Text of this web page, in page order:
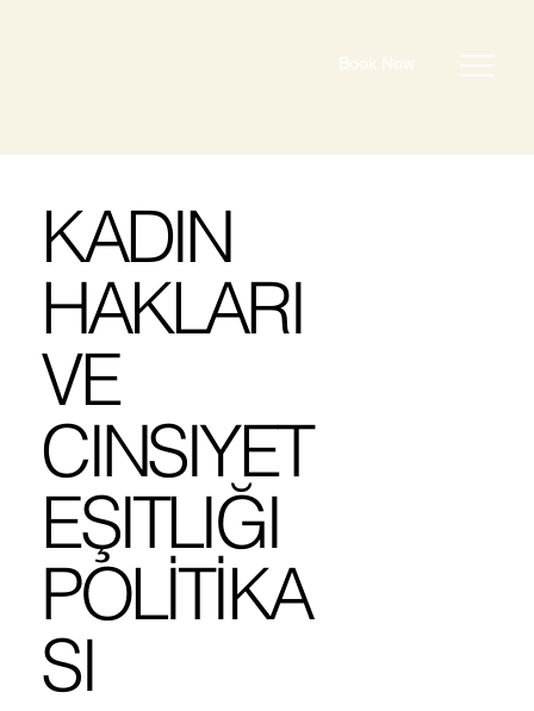
Book Now
KADIN
HAKLARI
VE
CINSIYET
EŞITLIĞI
POLİTİKA
SI